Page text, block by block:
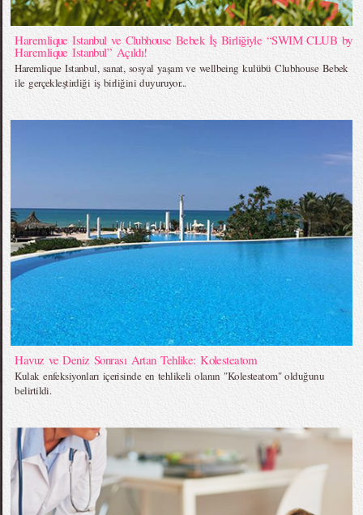
Haremlique Istanbul ve Clubhouse Bebek İş Birliğiyle “SWIM CLUB by
Haremlique Istanbul” Açıldı!
Haremlique Istanbul, sanat, sosyal yaşam ve wellbeing kulübü Clubhouse Bebek
ile gerçekleştirdiği iş birliğini duyuruyor...
Havuz ve Deniz Sonrası Artan Tehlike: Kolesteatom
Kulak enfeksiyonları içerisinde en tehlikeli olanın "Kolesteatom" olduğunu
belirtildi.